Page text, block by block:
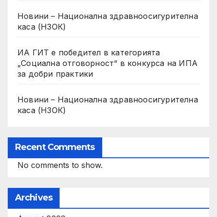
Новини – Национална здравноосигурителна
каса (НЗОК)
ИА ГИТ е победител в категорията
„Социална отговорност“ в конкурса на ИПА
за добри практики
Новини – Национална здравноосигурителна
каса (НЗОК)
Recent Comments
No comments to show.
Archives